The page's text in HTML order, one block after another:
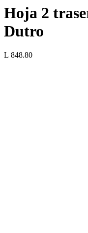
Hoja 2
Dutro
L 848.80